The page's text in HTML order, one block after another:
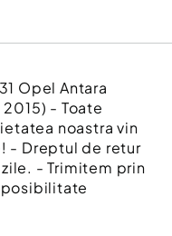
Opel Antara
- Toate
noastra vin
- Dreptul de retur
- Trimitem prin
posibilitate